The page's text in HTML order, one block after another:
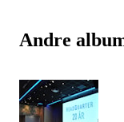
Andre